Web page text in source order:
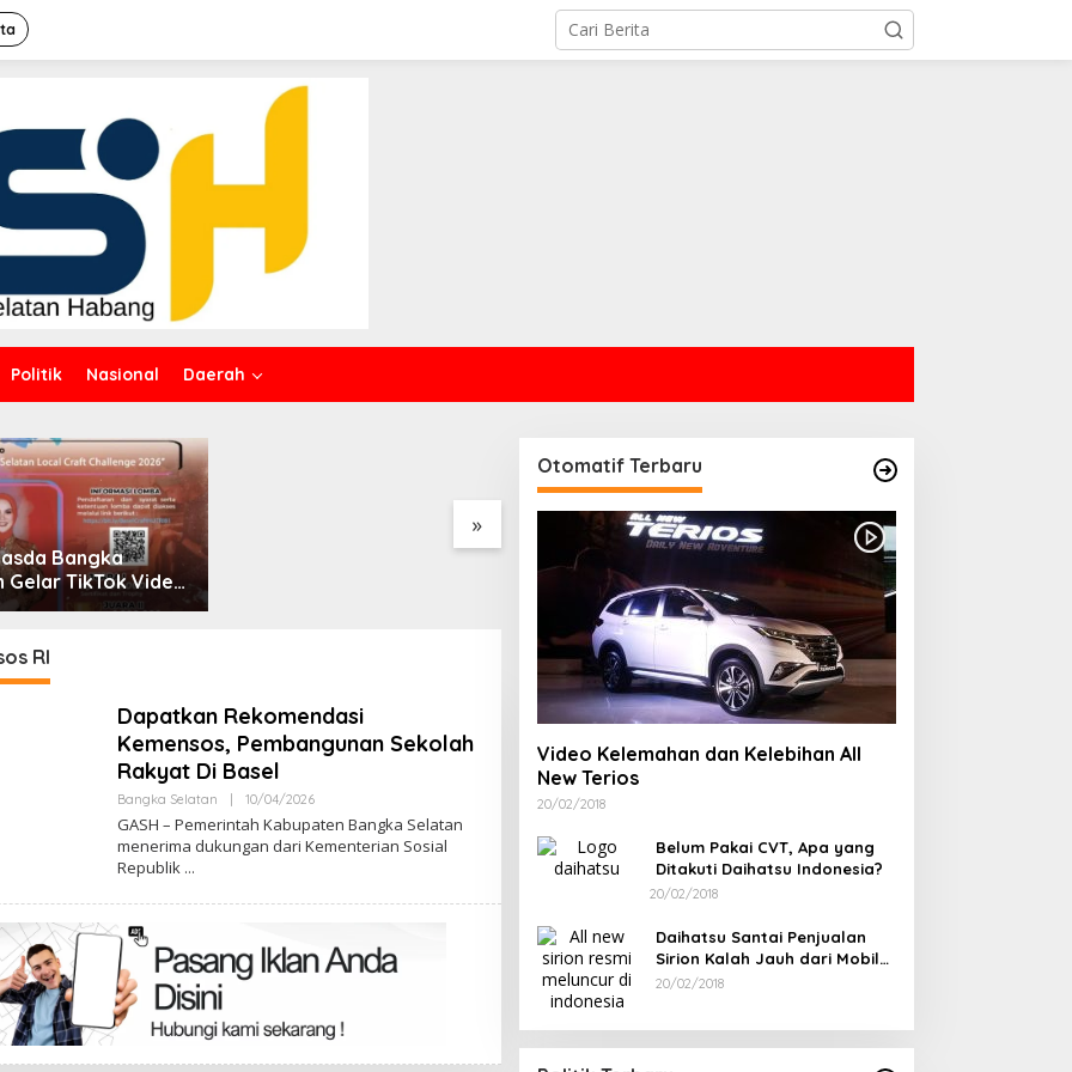
Politik Nasional Daerah
»
Bangka
Gelar TikTok Video
2026
Dalam Rangka HUT ke-50
PT TIMAH, Bulan Bakti di
Dampingi Siswa Pemali
Berdiri Sejak 1828
Kelenteng Kwan Ti Miau
Kaposang Rayakan Hari
Jadi, Acara Berlangsung
Meriah
RI
Dapatkan Rekomendasi
Kemensos, Pembangunan Sekolah
Rakyat Di Basel
Bangka Selatan 10/04/2026Oleh
GASH – Pemerintah Kabupaten Bangka Selatan
menerima dukungan dari Kementerian Sosial
Republik
Otomatif Terbaru
Video Kelemahan dan Kelebihan All
New Terios
20/02/2018
Belum Pakai CVT, Apa yang
Ditakuti Daihatsu Indonesia?
20/02/2018
Daihatsu Santai Penjualan
Sirion Kalah Jauh dari Mobil
LCGC
20/02/2018